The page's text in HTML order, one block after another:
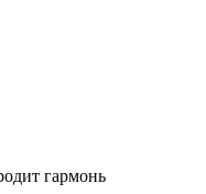
гармонь